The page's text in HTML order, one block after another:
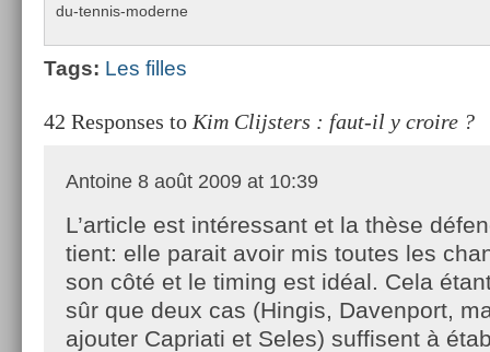
du-tennis-moderne
Tags: Les fil­les
42 Responses to Kim Clijsters : faut-il y croire ?
Antoine 8 août 2009 at 10:39
L’article est intéressant et la thèse
tient: elle parait avoir mis toutes les
son côté et le timing est idéal. Cela
sûr que deux cas (Hingis, Davenport,
ajouter Capriati et Seles) suffisent à